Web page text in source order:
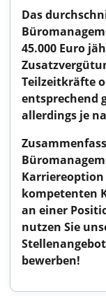
Das
45.000 Euro
Teilzeitkräfte
entsprechend
allerdings je
kompetenten
an einer
nutzen Sie
bewerben!